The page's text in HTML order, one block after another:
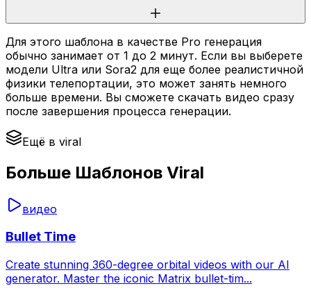
Для этого шаблона в качестве Pro генерация
обычно занимает от 1 до 2 минут. Если вы выберете
модели Ultra или Sora2 для еще более реалистичной
физики телепортации, это может занять немного
больше времени. Вы сможете скачать видео сразу
после завершения процесса генерации.
Ещё в viral
Больше Шаблонов Viral
видео
Bullet Time
Create stunning 360-degree orbital videos with our AI
generator. Master the iconic Matrix bullet-tim...